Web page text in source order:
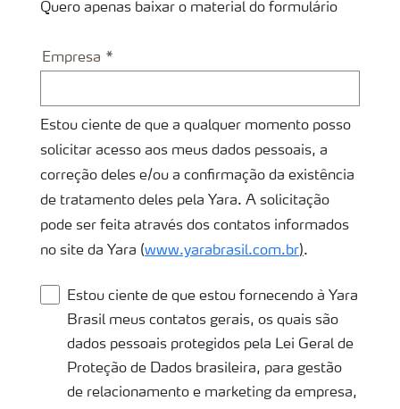
Quero apenas baixar o material do formulário
Empresa
Estou ciente de que a qualquer momento posso
solicitar acesso aos meus dados pessoais, a
correção deles e/ou a confirmação da existência
de tratamento deles pela Yara. A solicitação
pode ser feita através dos contatos informados
no site da Yara (www.yarabrasil.com.br).
Estou ciente de que estou fornecendo à Yara
Brasil meus contatos gerais, os quais são
dados pessoais protegidos pela Lei Geral de
Proteção de Dados brasileira, para gestão
de relacionamento e marketing da empresa,